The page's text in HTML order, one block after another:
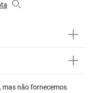
mas não fornecemos